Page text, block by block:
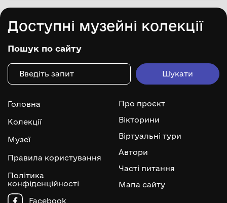
Доступні музейні колекції
Пошук по сайту
Головна
Колекції
Музеї
Правила користування
Політика
конфіденційності
Про проєкт
Вікторини
Віртуальні тури
Автори
Часті питання
Мапа сайту
Facebook